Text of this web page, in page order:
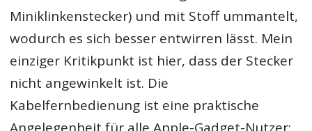
Miniklinkenstecker) und mit Stoff ummantelt,
wodurch es sich besser entwirren lässt. Mein
einziger Kritikpunkt ist hier, dass der Stecker
nicht angewinkelt ist. Die
Kabelfernbedienung ist eine praktische